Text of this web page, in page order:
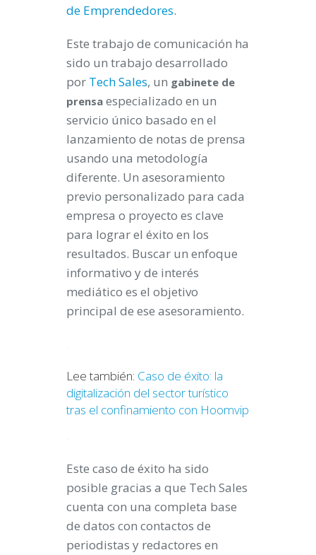
de Emprendedores.
Este trabajo de comunicación ha
sido un trabajo desarrollado
por Tech Sales, un gabinete de
prensa especializado en un
servicio único basado en el
lanzamiento de notas de prensa
usando una metodología
diferente. Un asesoramiento
previo personalizado para cada
empresa o proyecto es clave
para lograr el éxito en los
resultados. Buscar un enfoque
informativo y de interés
mediático es el objetivo
principal de ese asesoramiento.
Lee también: Caso de éxito: la
digitalización del sector turístico
tras el confinamiento con Hoomvip
Este caso de éxito ha sido
posible gracias a que Tech Sales
cuenta con una completa base
de datos con contactos de
periodistas y redactores en